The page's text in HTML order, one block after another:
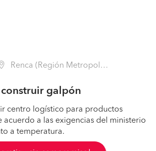
Renca (Región Metropolitana - Santiago)
construir galpón
centro logístico para productos
acuerdo a las exigencias del ministerio
a temperatura.